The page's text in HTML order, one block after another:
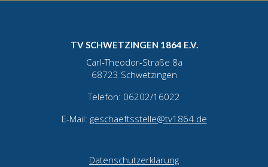
TV SCHWETZINGEN 1864 E.V.
Carl-Theodor-Straße 8a
68723 Schwetzingen
Telefon: 06202/16022
E-Mail: geschaeftsstelle@tv1864.de
Datenschutzerklärung